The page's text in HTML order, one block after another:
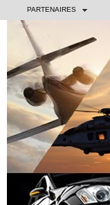
PARTENAIRES